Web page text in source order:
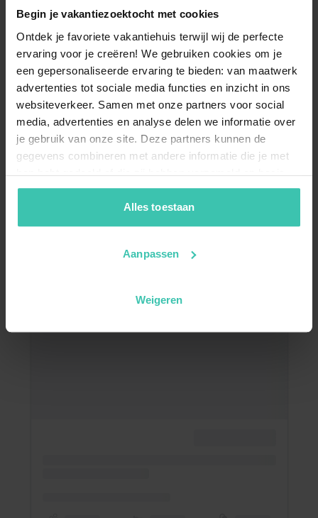
Begin je vakantiezoektocht met cookies
Ontdek je favoriete vakantiehuis terwijl wij de perfecte
ervaring voor je creëren! We gebruiken cookies om je
een gepersonaliseerde ervaring te bieden: van maatwerk
advertenties tot sociale media functies en inzicht in ons
websiteverkeer. Samen met onze partners voor social
media, advertenties en analyse delen we informatie over
je gebruik van onze site. Deze partners kunnen de
gegevens combineren met andere informatie die je met
hen hebt gedeeld of die zij hebben verzameld op basis
van je gebruik van hun diensten. Zo zorgen we ervoor dat
jouw vakantiezoektocht soepel en op maat verloopt!
Alles toestaan
Aanpassen
Weigeren